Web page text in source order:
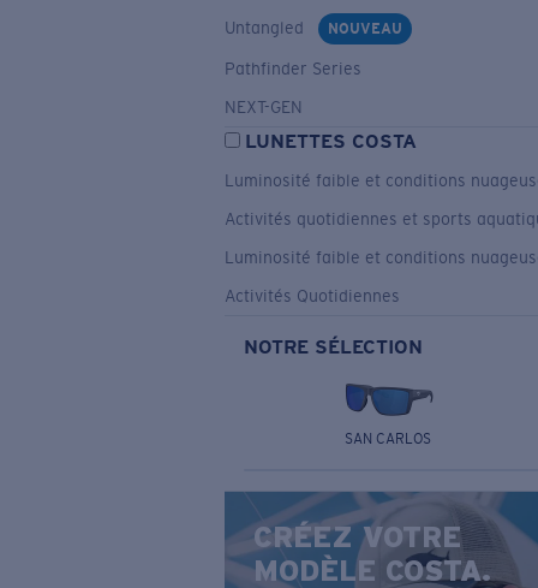
Untangled
NOUVEAU
Pathfinder Series
NEXT-GEN
LUNETTES COSTA
Luminosité faible et conditions
Activités quotidiennes et sports
Luminosité faible et conditions
Activités Quotidiennes
NOTRE SÉLECTION
SAN CARLOS
CRÉEZ VOTRE
MODÈLE COSTA.